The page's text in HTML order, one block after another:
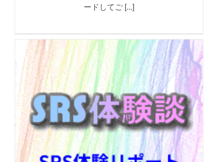
ードしてご [...]